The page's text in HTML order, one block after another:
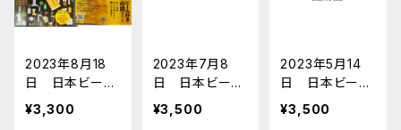
2023年8月18
日 日本ビール
検定（びあけん）
勉強会いちばん
¥3,300
2023年7月8
日 日本ビール
検定（びあけん）
勉強会「最新情
¥3,500
2023年5月14
日 日本ビール
検定（びあけん）
勉強会 「ニュ
¥3,500